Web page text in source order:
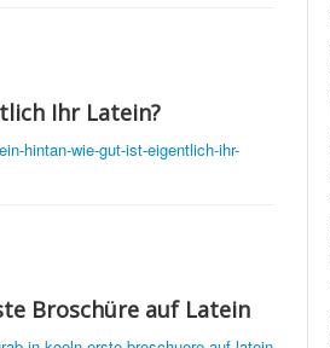
Ihr Latein?
hintan-wie-gut-ist-eigentlich-ihr-
Broschüre auf Latein